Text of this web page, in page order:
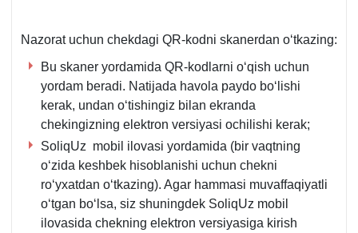
Nazorat uchun chekdagi QR-kodni skanerdan oʻtkazing:
Bu skaner yordamida QR-kodlarni oʻqish uchun
yordam beradi. Natijada havola paydo boʻlishi
kerak, undan oʻtishingiz bilan ekranda
chekingizning elektron versiyasi ochilishi kerak;
SoliqUz mobil ilovasi yordamida (bir vaqtning
oʻzida keshbek hisoblanishi uchun chekni
roʻyхatdan oʻtkazing). Agar hammasi muvaffaqiyatli
oʻtgan boʻlsa, siz shuningdek SoliqUz mobil
ilovasida chekning elektron versiyasiga kirish